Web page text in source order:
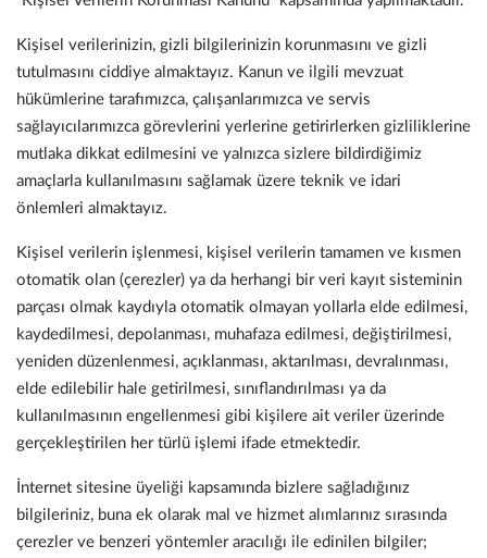
Kişisel verilerinizin, gizli bilgilerinizin korunmasını ve gizli
tutulmasını ciddiye almaktayız. Kanun ve ilgili mevzuat
hükümlerine tarafımızca, çalışanlarımızca ve servis
sağlayıcılarımızca görevlerini yerlerine getirirlerken gizliliklerine
mutlaka dikkat edilmesini ve yalnızca sizlere bildirdiğimiz
amaçlarla kullanılmasını sağlamak üzere teknik ve idari
önlemleri almaktayız.
Kişisel verilerin işlenmesi, kişisel verilerin tamamen ve kısmen
otomatik olan (çerezler) ya da herhangi bir veri kayıt sisteminin
parçası olmak kaydıyla otomatik olmayan yollarla elde edilmesi,
kaydedilmesi, depolanması, muhafaza edilmesi, değiştirilmesi,
yeniden düzenlenmesi, açıklanması, aktarılması, devralınması,
elde edilebilir hale getirilmesi, sınıflandırılması ya da
kullanılmasının engellenmesi gibi kişilere ait veriler üzerinde
gerçekleştirilen her türlü işlemi ifade etmektedir.
İnternet sitesine üyeliği kapsamında bizlere sağladığınız
bilgileriniz, buna ek olarak mal ve hizmet alımlarınız sırasında
çerezler ve benzeri yöntemler aracılığı ile edinilen bilgiler;